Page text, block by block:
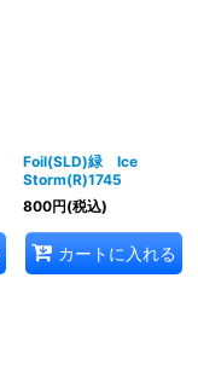
Foil(SLD)緑 Ice
Storm(R)1745
800円(税込)
カートに入れる